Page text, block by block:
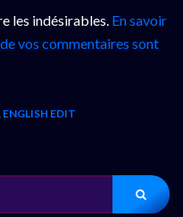
les indésirables. En savoir
vos commentaires sont
ENGLISH EDIT